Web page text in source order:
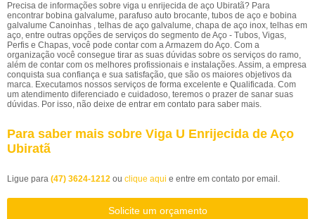
Precisa de informações sobre viga u enrijecida de aço Ubiratã? Para
encontrar bobina galvalume, parafuso auto brocante, tubos de aço e bobina
galvalume Canoinhas , telhas de aço galvalume, chapa de aço inox, telhas em
aço, entre outras opções de serviços do segmento de Aço - Tubos, Vigas,
Perfis e Chapas, você pode contar com a Armazem do Aço. Com a
organização você consegue tirar as suas dúvidas sobre os serviços do ramo,
além de contar com os melhores profissionais e instalações. Assim, a empresa
conquista sua confiança e sua satisfação, que são os maiores objetivos da
marca. Executamos nossos serviços de forma excelente e Qualificada. Com
um atendimento diferenciado e cuidadoso, teremos o prazer de sanar suas
dúvidas. Por isso, não deixe de entrar em contato para saber mais.
Para saber mais sobre Viga U Enrijecida de Aço
Ubiratã
Ligue para (47) 3624-1212 ou clique aqui e entre em contato por email.
Solicite um orçamento